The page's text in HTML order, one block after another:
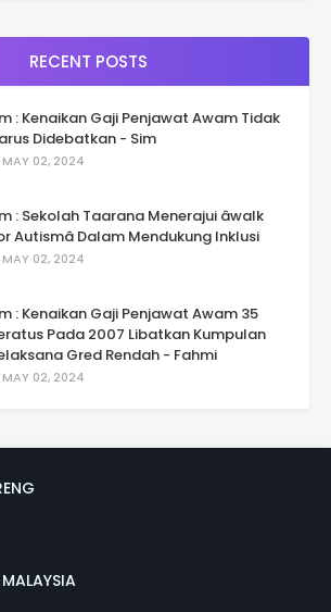
RECENT POSTS
: Kenaikan Gaji Penjawat Awam Tidak
Didebatkan - Sim
MAY 02, 2024
: Sekolah Taarana Menerajui âwalk
Autismâ Dalam Mendukung Inklusi
MAY 02, 2024
: Kenaikan Gaji Penjawat Awam 35
Pada 2007 Libatkan Kumpulan
Gred Rendah - Fahmi
MAY 02, 2024